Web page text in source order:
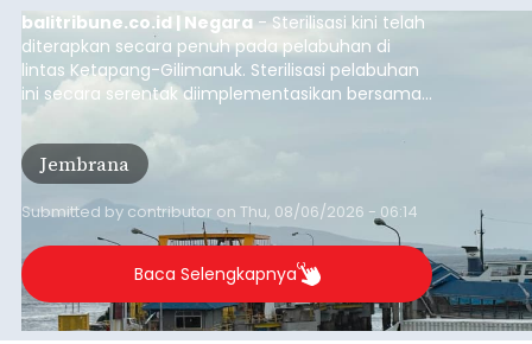
balitribune.co.id | Negara - Sterilisasi kini telah
diterapkan secara penuh pada pelabuhan di
lintas Ketapang-Gilimanuk. Sterilisasi pelabuhan
ini secara serentak diimplementasikan bersama
empat pelabuhan utama lainnya, yakni
Pelabuhan Merak, Bakauheni, Kayangan, dan
Lembar pada Rabu (5/8/2026).
Jembrana
Submitted by contributor on Thu, 08/06/2026 - 06:14
Baca Selengkapnya